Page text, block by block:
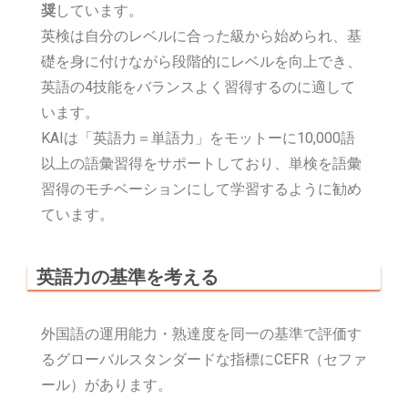
奨しています。
英検は自分のレベルに合った級から始められ、基
礎を身に付けながら段階的にレベルを向上でき、
英語の4技能をバランスよく習得するのに適して
います。
KAIは「英語力＝単語力」をモットーに10,000語
以上の語彙習得をサポートしており、単検を語彙
習得のモチベーションにして学習するように勧め
ています。
英語力の基準を考える
外国語の運用能力・熟達度を同一の基準で評価す
るグローバルスタンダードな指標にCEFR（セファ
ール）があります。